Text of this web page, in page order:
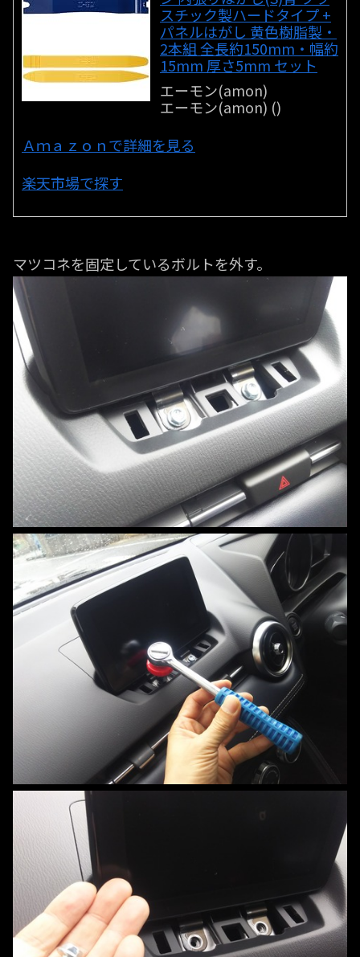
スチック製ハードタイプ +
パネルはがし 黄色樹脂製・
2本組 全長約150mm・幅約
15mm 厚さ5mm セット
エーモン(amon)
エーモン(amon) ()
Ａｍａｚｏｎで詳細を見る
楽天市場で探す
マツコネを固定しているボルトを外す。